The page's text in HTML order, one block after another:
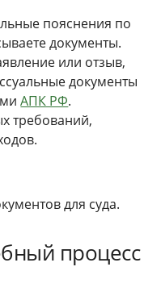
пояснения по
документы.
или отзыв,
документы
АПК РФ.
требований,
для суда.
процесс